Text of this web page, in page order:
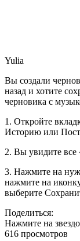
Yulia
Вы создали
назад и хотите
черновика с
1. Откройте
Историю или
2. Вы увидите все
3. Нажмите на
нажмите на
выберите
Поделиться:
Нажмите на
616 просмотров